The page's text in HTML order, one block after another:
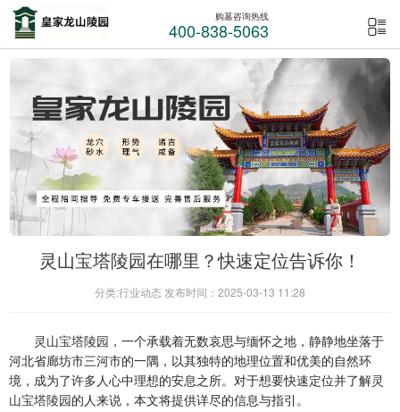
购墓咨询热线
400-838-5063
灵山宝塔陵园在哪里？快速定位告诉你！
分类:行业动态 发布时间：2025-03-13 11:28
灵山宝塔陵园 ，一个承载着无数哀思与缅怀之地，静静地坐落于
河北省廊坊市三河市的一隅，以其独特的地理位置和优美的自然环
境，成为了许多人心中理想的安息之所。对于想要快速定位并了解灵
山宝塔陵园的人来说，本文将提供详尽的信息与指引。